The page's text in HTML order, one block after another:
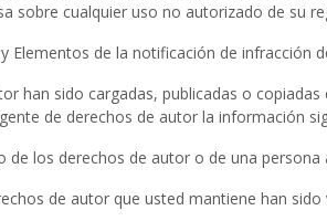
sobre cualquier uso no autorizado de su
Elementos de la notificación de infracción
han sido cargadas, publicadas o
de derechos de autor la información
los derechos de autor o de una
de autor que usted mantiene han